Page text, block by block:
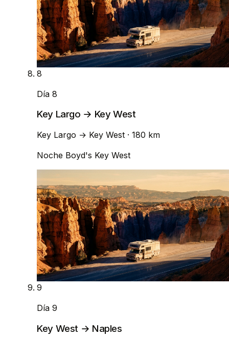
8
Día 8
Key Largo → Key West
Key Largo → Key West · 180 km
Noche Boyd's Key West
9
Día 9
Key West → Naples